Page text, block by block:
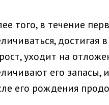
того, в течение
достигая
уходит на
его запасы,
его рождения